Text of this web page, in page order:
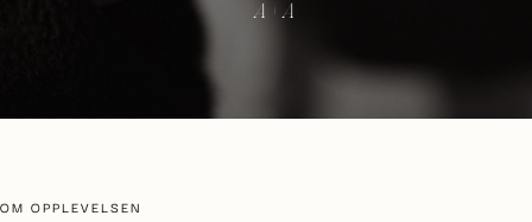
— A + A
OM OPPLEVELSEN